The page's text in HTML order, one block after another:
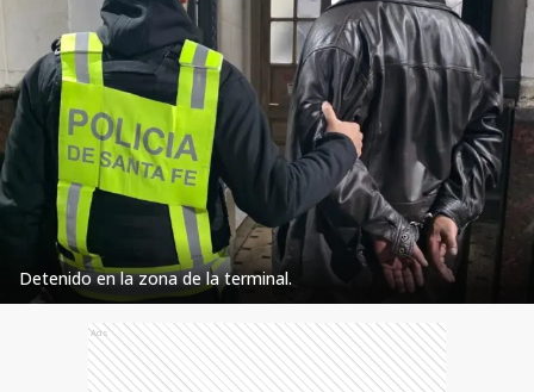
Detenido en la zona de la terminal.
Ads